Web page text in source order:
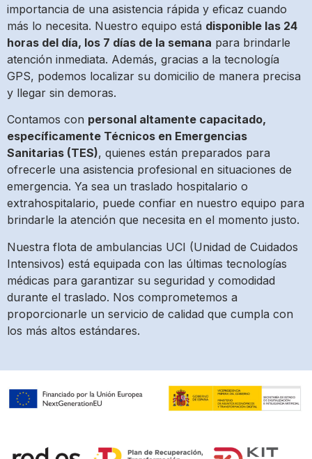
importancia de una asistencia rápida y eficaz cuando
más lo necesita. Nuestro equipo está disponible las 24
horas del día, los 7 días de la semana para brindarle
atención inmediata. Además, gracias a la tecnología
GPS, podemos localizar su domicilio de manera precisa
y llegar sin demoras.
Contamos con personal altamente capacitado,
específicamente Técnicos en Emergencias
Sanitarias (TES), quienes están preparados para
ofrecerle una asistencia profesional en situaciones de
emergencia. Ya sea un traslado hospitalario o
extrahospitalario, puede confiar en nuestro equipo para
brindarle la atención que necesita en el momento justo.
Nuestra flota de ambulancias UCI (Unidad de Cuidados
Intensivos) está equipada con las últimas tecnologías
médicas para garantizar su seguridad y comodidad
durante el traslado. Nos comprometemos a
proporcionarle un servicio de calidad que cumpla con
los más altos estándares.